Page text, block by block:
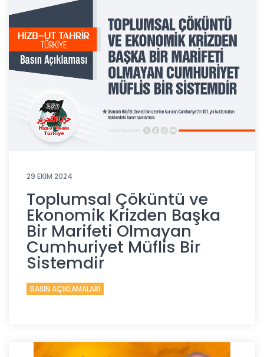
29 EKIM 2024
Toplumsal Çöküntü ve
Ekonomik Krizden Başka
Bir Marifeti Olmayan
Cumhuriyet Müflis Bir
Sistemdir
BASIN AÇIKLAMALARI